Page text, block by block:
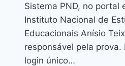
Sistema PND, no portal
Instituto Nacional de
Educacionais Anísio
responsável pela prova.
login único…